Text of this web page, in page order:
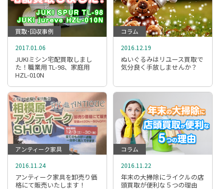
買取･回収事例
2017.01.06
JUKIミシン宅配買取しまし
た！職業用 TL-98、家庭用
HZL-010N
コラム
2016.12.19
ぬいぐるみはリユース買取で
気分良く手放しませんか？
アンティーク家具
2016.11.24
アンティーク家具を卸売り価
格にて販売いたします！
コラム
2016.11.22
年末の大掃除にライクルの店
頭買取が便利な５つの理由